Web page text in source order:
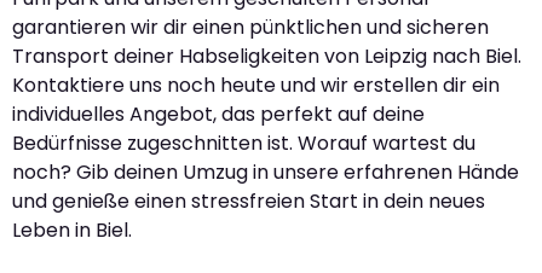
garantieren wir dir einen pünktlichen und sicheren
Transport deiner Habseligkeiten von Leipzig nach Biel.
Kontaktiere uns noch heute und wir erstellen dir ein
individuelles Angebot, das perfekt auf deine
Bedürfnisse zugeschnitten ist. Worauf wartest du
noch? Gib deinen Umzug in unsere erfahrenen Hände
und genieße einen stressfreien Start in dein neues
Leben in Biel.